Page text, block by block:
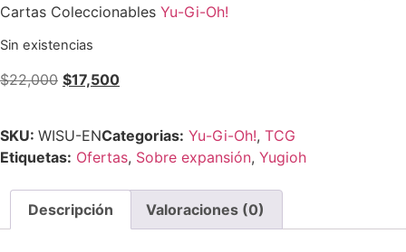
Cartas Coleccionables Yu-Gi-Oh!
Sin existencias
$22,000 $17,500
SKU: WISU-ENCategorias: Yu-Gi-Oh!, TCG
Etiquetas: Ofertas, Sobre expansión, Yugioh
Descripción Valoraciones (0)